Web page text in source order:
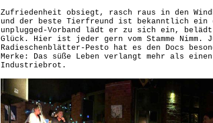
Zufriedenheit obsiegt, rasch raus in den
und der beste Tierfreund ist bekanntlich ein
unplugged-Vorband lädt er zu sich ein,
Glück. Hier ist jeder gern vom Stamme
Radieschenblätter-Pesto hat es den Docs
Merke: Das süße Leben verlangt mehr als
Industriebrot.